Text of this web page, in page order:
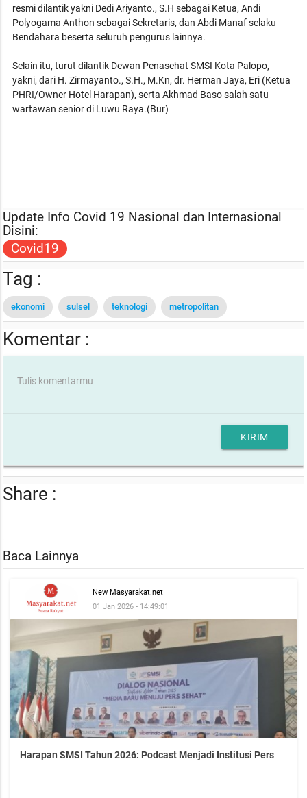
resmi dilantik yakni Dedi Ariyanto., S.H sebagai Ketua, Andi
Polyogama Anthon sebagai Sekretaris, dan Abdi Manaf selaku
Bendahara beserta seluruh pengurus lainnya.
Selain itu, turut dilantik Dewan Penasehat SMSI Kota Palopo,
yakni, dari H. Zirmayanto., S.H., M.Kn, dr. Herman Jaya, Eri (Ketua
PHRI/Owner Hotel Harapan), serta Akhmad Baso salah satu
wartawan senior di Luwu Raya.(Bur)
Update Info Covid 19 Nasional dan Internasional
Disini:
Covid19
Tag :
ekonomi sulsel teknologi metropolitan
Komentar :
Tulis komentarmu
KIRIM
Share :
Baca Lainnya
New Masyarakat.net
01 Jan 2026 - 14:49:01
Harapan SMSI Tahun 2026: Podcast Menjadi Institusi Pers